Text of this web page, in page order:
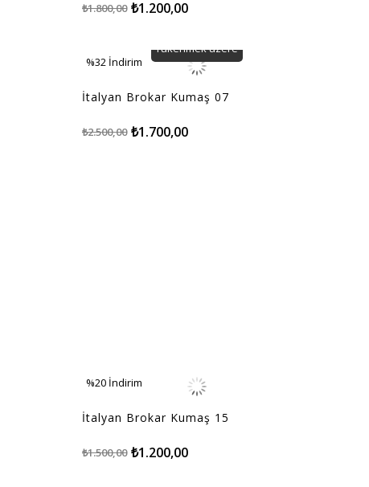
₺1.200,00
₺1.800,00
İtalyan Brokar Kumaş 07
₺1.700,00
₺2.500,00
%32 İndirim
Tükenmek üzere
İtalyan Brokar Kumaş 15
₺1.200,00
₺1.500,00
%20 İndirim